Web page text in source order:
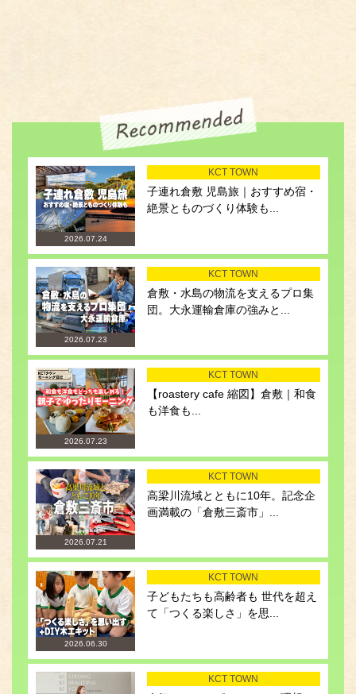
2026.07.24
KCT TOWN
子連れ倉敷 児島旅｜おすすめ宿・
絶景とものづくり体験も...
2026.07.23
KCT TOWN
倉敷・水島の物流を支えるプロ集
団。大永運輸倉庫の強みと...
2026.07.23
KCT TOWN
【roastery cafe 縮図】倉敷｜和食
も洋食も...
2026.07.21
KCT TOWN
高梁川流域とともに10年。記念企
画満載の「倉敷三斎市」...
2026.06.30
KCT TOWN
子どもたちも高齢者も 世代を超え
て「つくる楽しさ」を思...
KCT TOWN